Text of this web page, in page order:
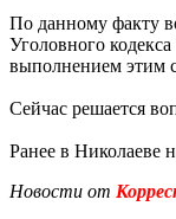
По данному факту
Уголовного
выполнением этим
Сейчас решается
Ранее в Николаеве
Новости от